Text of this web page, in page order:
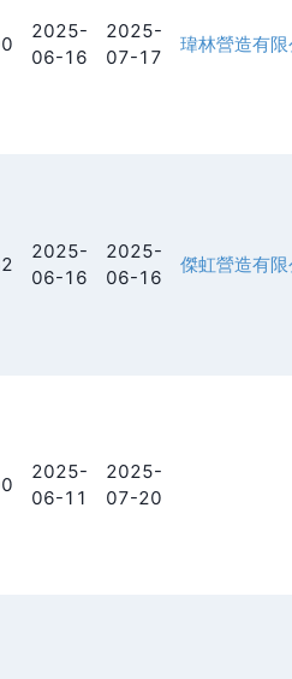
2025-
06-16
2025-
07-17
瑋林營造有
2025-
06-16
2025-
06-16
傑虹營造有
2025-
06-11
2025-
07-20